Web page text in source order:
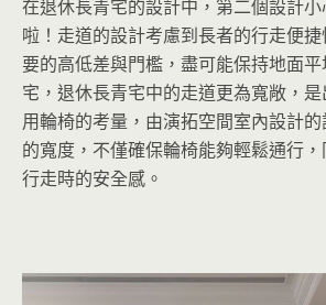
在退休長青宅的設計中，第二個設計小
啦！走道的設計考慮到長者的行走便
要的高低差與門檻，盡可能保持地面
宅，退休長青宅中的走道更為寬敞，
用輪椅的考量，由演拓空間室內設計
的寬度，不僅確保輪椅能夠輕鬆通行
行走時的安全感。